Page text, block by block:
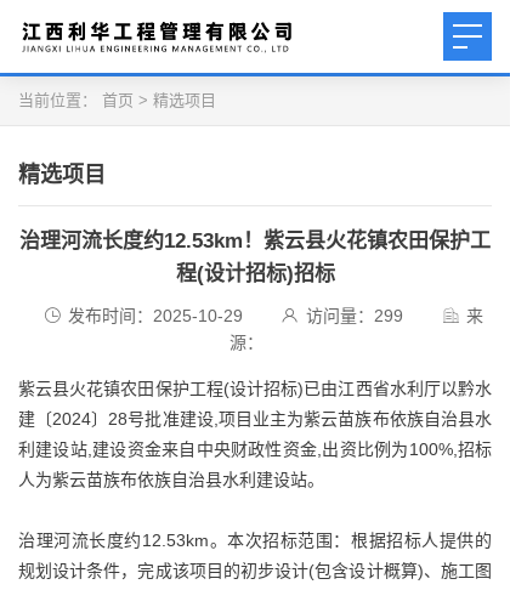
当前位置： 首页 > 精选项目
精选项目
治理河流长度约12.53km！紫云县火花镇农田保护工
程(设计招标)招标
发布时间：2025-10-29 访问量： 299
来
源：
紫云县火花镇农田保护工程(设计招标)已由江西省水利厅以黔水
建〔2024〕28号批准建设,项目业主为紫云苗族布依族自治县水
利建设站,建设资金来自中央财政性资金,出资比例为100%,招标
人为紫云苗族布依族自治县水利建设站。
治理河流长度约12.53km。本次招标范围：根据招标人提供的
规划设计条件，完成该项目的初步设计(包含设计概算)、施工图